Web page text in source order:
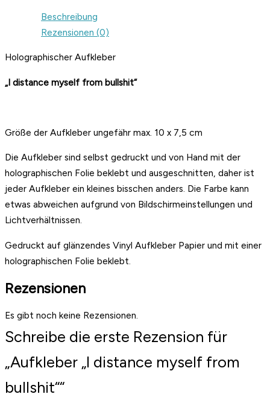
Beschreibung
Rezensionen (0)
Holographischer Aufkleber
„I distance myself from bullshit“
Größe der Aufkleber ungefähr max. 10 x 7,5 cm
Die Aufkleber sind selbst gedruckt und von Hand mit der
holographischen Folie beklebt und ausgeschnitten, daher ist
jeder Aufkleber ein kleines bisschen anders. Die Farbe kann
etwas abweichen aufgrund von Bildschirmeinstellungen und
Lichtverhältnissen.
Gedruckt auf glänzendes Vinyl Aufkleber Papier und mit einer
holographischen Folie beklebt.
Rezensionen
Es gibt noch keine Rezensionen.
Schreibe die erste Rezension für
„Aufkleber „I distance myself from
bullshit““